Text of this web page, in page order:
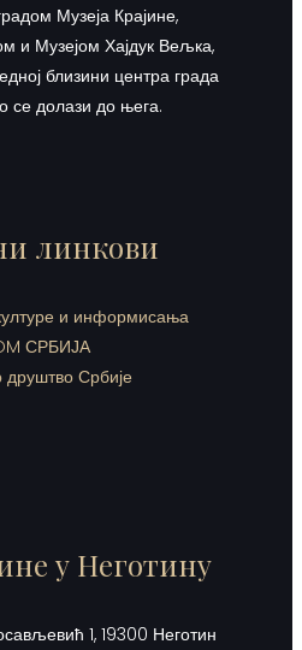
Музеја Крајине,
и Музејом Хајдук Вељка,
близини центра града
се долази до њега.
линкови
и информисања
СРБИЈА
друштво Србије
у Неготину
1, 19300 Неготин